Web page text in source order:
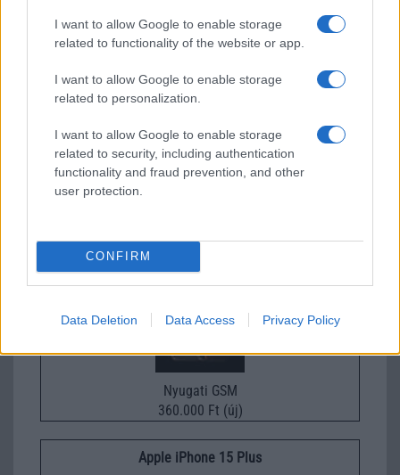
I want to allow Google to enable storage
related to functionality of the website or app.
I want to allow Google to enable storage
related to personalization.
I want to allow Google to enable storage
related to security, including authentication
functionality and fraud prevention, and other
user protection.
CONFIRM
Data Deletion Data Access Privacy Policy
Euro Gsm
435.000 Ft (új)
Nyugati GSM
360.000 Ft (új)
Apple iPhone 15 Plus